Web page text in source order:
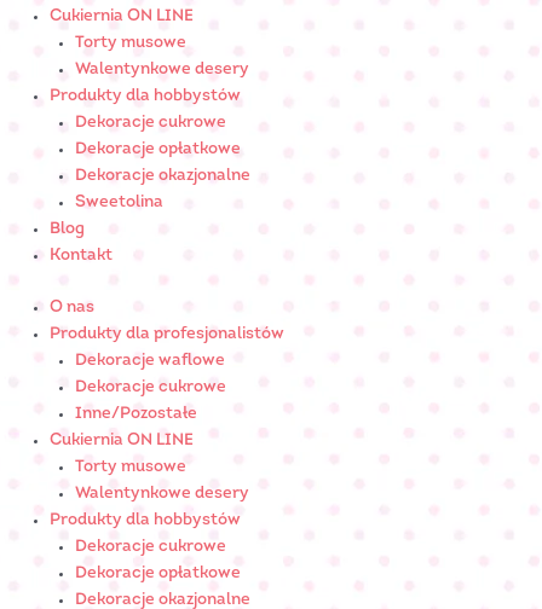
Cukiernia ON LINE
Torty musowe
Walentynkowe desery
Produkty dla hobbystów
Dekoracje cukrowe
Dekoracje opłatkowe
Dekoracje okazjonalne
Sweetolina
Blog
Kontakt
O nas
Produkty dla profesjonalistów
Dekoracje waflowe
Dekoracje cukrowe
Inne/Pozostałe
Cukiernia ON LINE
Torty musowe
Walentynkowe desery
Produkty dla hobbystów
Dekoracje cukrowe
Dekoracje opłatkowe
Dekoracje okazjonalne